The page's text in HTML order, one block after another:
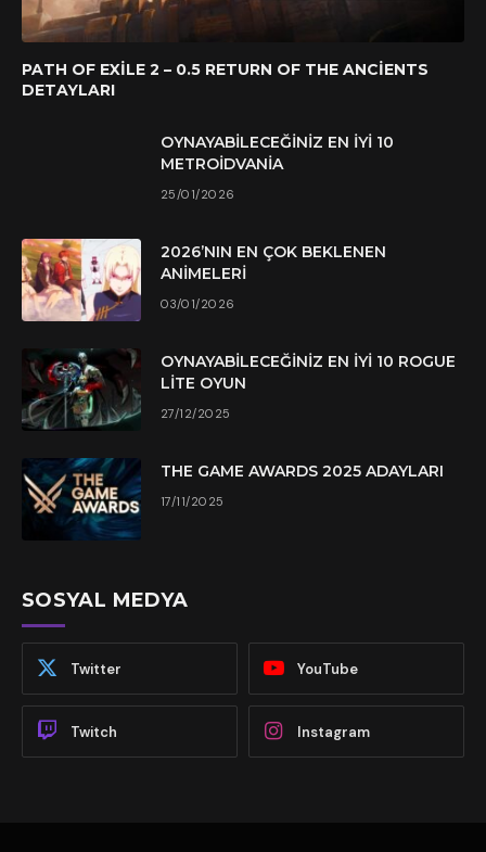
PATH OF EXILE 2 – 0.5 RETURN OF THE ANCIENTS
DETAYLARI
OYNAYABILECEĞINIZ EN İYI 10
METROIDVANIA
25/01/2026
2026’NIN EN ÇOK BEKLENEN
ANIMELERI
03/01/2026
OYNAYABILECEĞINIZ EN İYI 10 ROGUE
LITE OYUN
27/12/2025
THE GAME AWARDS 2025 ADAYLARI
17/11/2025
SOSYAL MEDYA
Twitter YouTube
Twitch Instagram